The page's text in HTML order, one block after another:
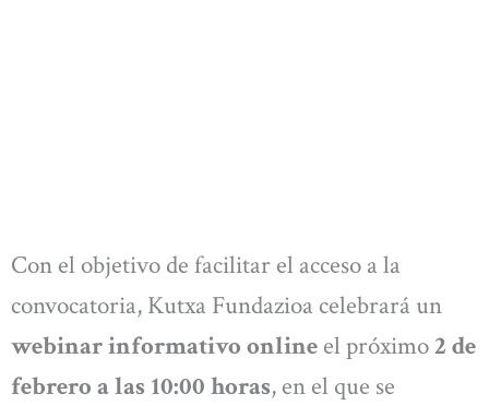
Con el objetivo de facilitar el acceso a la
convocatoria, Kutxa Fundazioa celebrará un
webinar informativo online el próximo2 de
febrero a las 10:00 horas, en el que se